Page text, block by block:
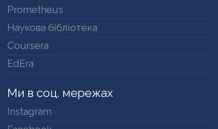
Prometheus
Наукова бібліотека
Coursera
EdEra
Ми в соц. мережах
Instagram